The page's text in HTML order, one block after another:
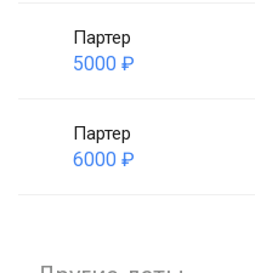
Партер
5000 ₽
Партер
6000 ₽